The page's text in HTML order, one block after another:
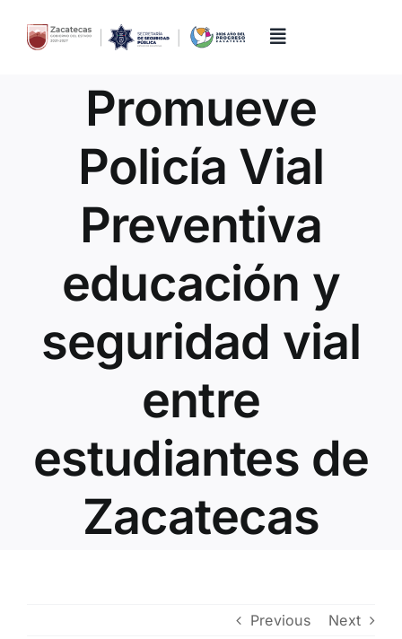
content
Toggle
Quiénes Somos
Trámites y Servicios
Transparencia
Promueve
Policía Vial
Preventiva
educación y
seguridad vial
entre
estudiantes de
Zacatecas
Previous Next